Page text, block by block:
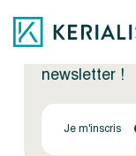
Encore plus
Inscrivez-
newsletter !
Je m'inscris